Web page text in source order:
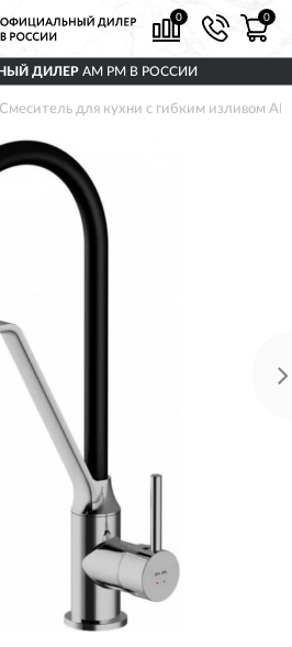
0 0
ДИЛЕР AM PM В РОССИИ
Смеситель для кухни с гибким изливом